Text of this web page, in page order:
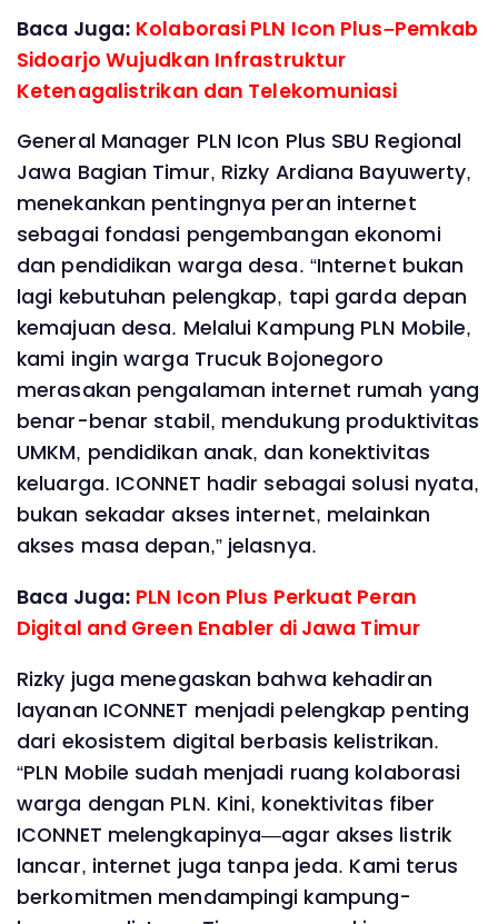
Baca Juga: Kolaborasi PLN Icon Plus–Pemkab
Sidoarjo Wujudkan Infrastruktur
Ketenagalistrikan dan Telekomuniasi
General Manager PLN Icon Plus SBU Regional
Jawa Bagian Timur, Rizky Ardiana Bayuwerty,
menekankan pentingnya peran internet
sebagai fondasi pengembangan ekonomi
dan pendidikan warga desa. “Internet bukan
lagi kebutuhan pelengkap, tapi garda depan
kemajuan desa. Melalui Kampung PLN Mobile,
kami ingin warga Trucuk Bojonegoro
merasakan pengalaman internet rumah yang
benar-benar stabil, mendukung produktivitas
UMKM, pendidikan anak, dan konektivitas
keluarga. ICONNET hadir sebagai solusi nyata,
bukan sekadar akses internet, melainkan
akses masa depan,” jelasnya.
Baca Juga: PLN Icon Plus Perkuat Peran
Digital and Green Enabler di Jawa Timur
Rizky juga menegaskan bahwa kehadiran
layanan ICONNET menjadi pelengkap penting
dari ekosistem digital berbasis kelistrikan.
“PLN Mobile sudah menjadi ruang kolaborasi
warga dengan PLN. Kini, konektivitas fiber
ICONNET melengkapinya—agar akses listrik
lancar, internet juga tanpa jeda. Kami terus
berkomitmen mendampingi kampung-